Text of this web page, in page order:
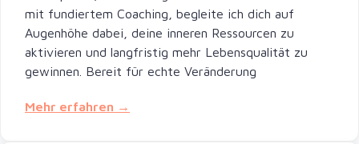
mit fundiertem Coaching, begleite ich dich auf
Augenhöhe dabei, deine inneren Ressourcen zu
aktivieren und langfristig mehr Lebensqualität zu
gewinnen. Bereit für echte Veränderung
Mehr erfahren →